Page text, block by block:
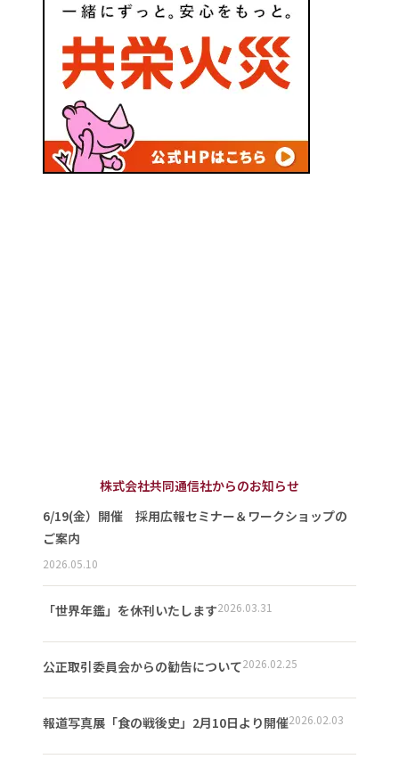
株式会社共同通信社からのお知らせ
6/19(金）開催 採用広報セミナー＆ワークショップの
ご案内
2026.05.10
「世界年鑑」を休刊いたします2026.03.31
公正取引委員会からの勧告について2026.02.25
報道写真展「食の戦後史」2月10日より開催2026.02.03